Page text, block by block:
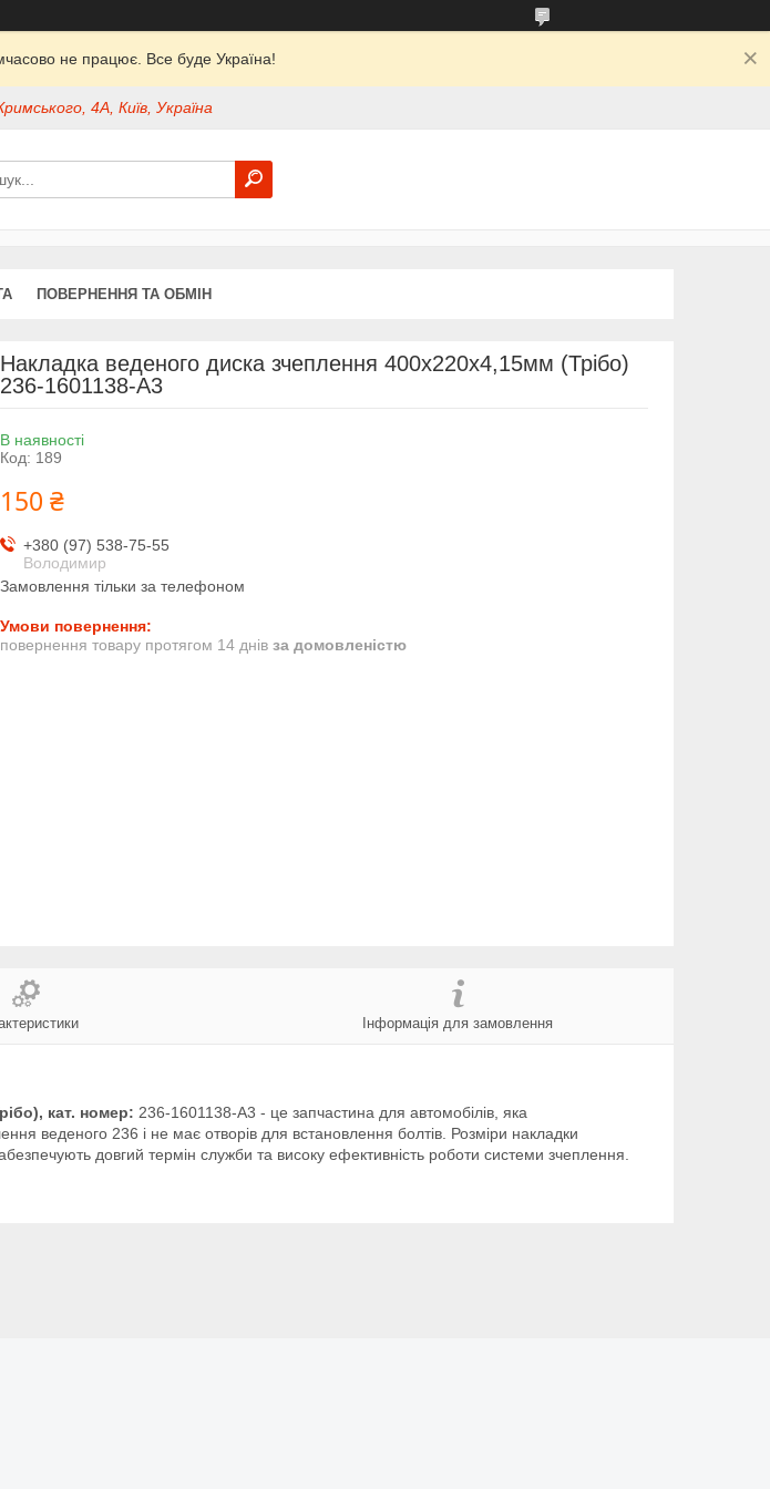
не працює. Все буде Україна!
4А, Київ, Україна
ПОВЕРНЕННЯ ТА ОБМІН
Накладка веденого диска зчеплення 400х220х4,15мм (Трібо)
236-1601138-А3
В наявності
Код: 189
150 ₴
+380 (97) 538-75-55
Володимир
Замовлення тільки за телефоном
повернення товару протягом 14 днів за домовленістю
Інформація для замовлення
кат. номер: 236-1601138-А3 - це запчастина для автомобілів, яка
веденого 236 і не має отворів для встановлення болтів. Розміри накладки
довгий термін служби та високу ефективність роботи системи зчеплення.